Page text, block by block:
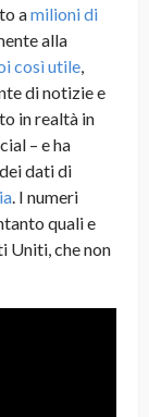
amilioni di
alla
così utile,
di notizie e
in realtà in
– e ha
dati di
. I numeri
quali e
Uniti, che non